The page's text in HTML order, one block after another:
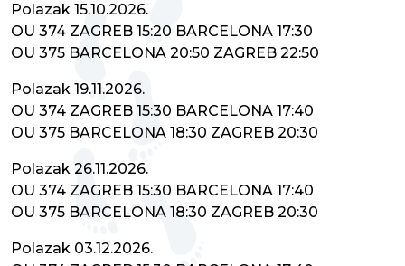
Polazak 15.10.2026.
OU 374 ZAGREB 15:20 BARCELONA 17:30
OU 375 BARCELONA 20:50 ZAGREB 22:50
Polazak 19.11.2026.
OU 374 ZAGREB 15:30 BARCELONA 17:40
OU 375 BARCELONA 18:30 ZAGREB 20:30
Polazak 26.11.2026.
OU 374 ZAGREB 15:30 BARCELONA 17:40
OU 375 BARCELONA 18:30 ZAGREB 20:30
Polazak 03.12.2026.